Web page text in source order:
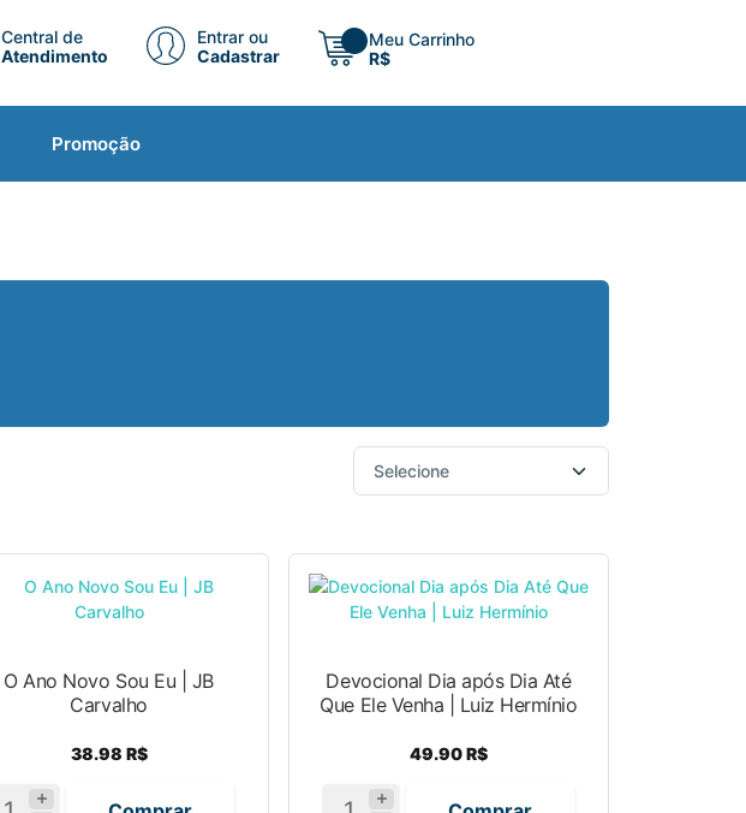
Central de
Atendimento
Entrar ou
Cadastrar
Meu Carrinho
R$
Promoção
O Ano Novo Sou Eu | JB
Carvalho
38.98 R$
Devocional Dia após Dia Até
Que Ele Venha | Luiz Hermínio
49.90 R$